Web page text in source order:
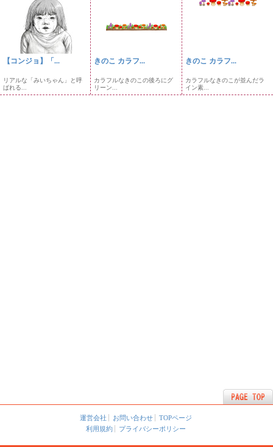
【コンジョ】「...
リアルな「みいちゃん」と呼
ばれる...
きのこ カラフ...
カラフルなきのこの後ろにグ
リーン...
きのこ カラフ...
カラフルなきのこが並んだラ
イン素...
運営会社 お問い合わせ
TOPページ
利用規約
プライバシーポリシー